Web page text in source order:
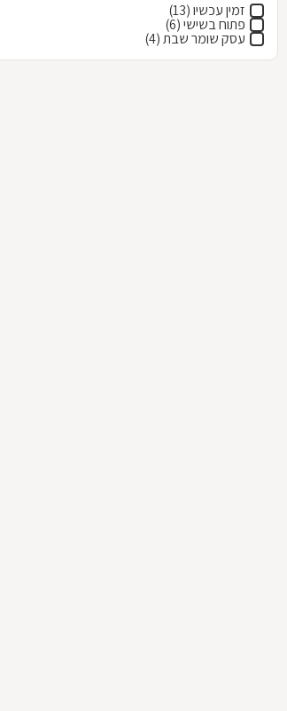
זמין עכשיו (13)
פתוח בשישי (6)
עסק שומר שבת (4)